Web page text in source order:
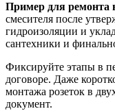
Пример для ремонта
смесителя после
гидроизоляции и
сантехники и
Фиксируйте этапы в
договоре. Даже
монтажа розеток в
документ.